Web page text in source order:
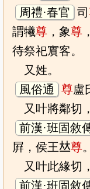
周禮·春官 司
謂犧尊 ，象尊
待祭祀賔客。
又姓。
風俗通
尊盧
又叶將鄰切
前漢·班固敘
屛，侯王𠀤尊。
又叶此緣切
前漢·班固敘